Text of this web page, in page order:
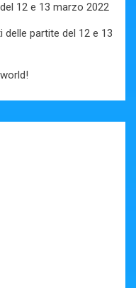
12 e 13 marzo 2022
delle partite del 12 e 13